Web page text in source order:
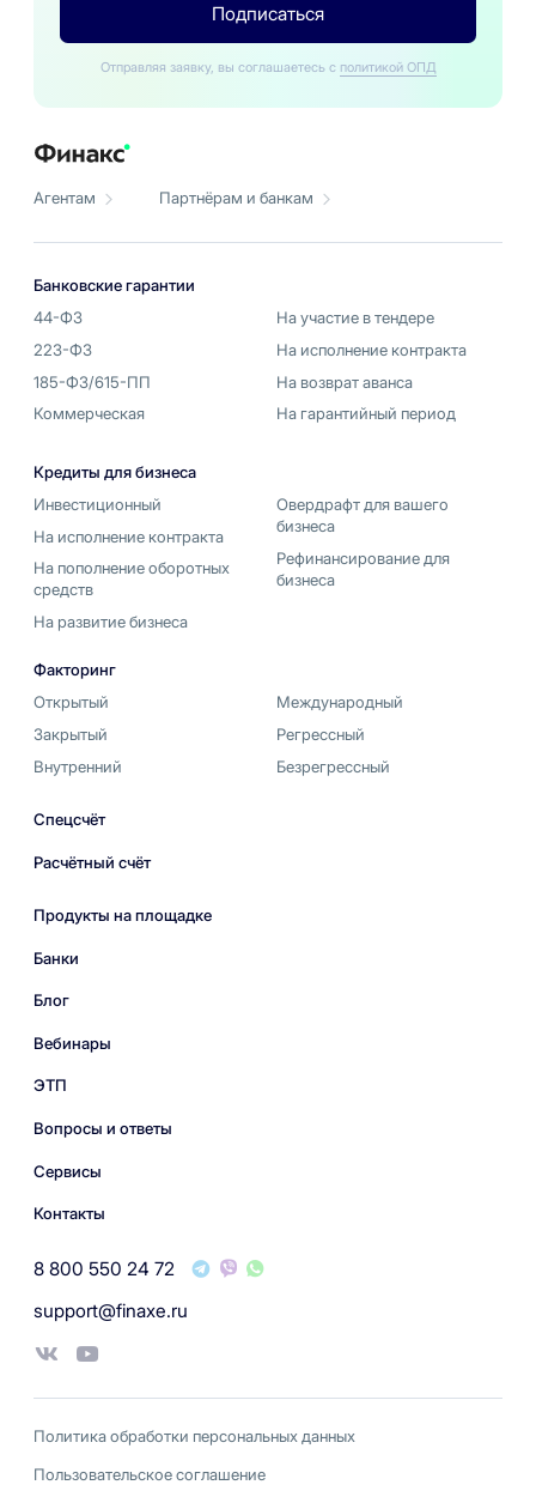
Подписаться
Отправляя заявку, вы соглашаетесь с политикой ОПД
Агентам Партнёрам и банкам
Банковские гарантии
44-ФЗ
223-ФЗ
185-ФЗ/615-ПП
Коммерческая
На участие в тендере
На исполнение контракта
На возврат аванса
На гарантийный период
Кредиты для бизнеса
Инвестиционный
На исполнение контракта
На пополнение оборотных
средств
На развитие бизнеса
Овердрафт для вашего
бизнеса
Рефинансирование для
бизнеса
Факторинг
Открытый
Закрытый
Внутренний
Международный
Регрессный
Безрегрессный
Спецсчёт
Расчётный счёт
Продукты на площадке
Банки
Блог
Вебинары
ЭТП
Вопросы и ответы
Сервисы
Контакты
8 800 550 24 72
support@finaxe.ru
Политика обработки персональных данных
Пользовательское соглашение